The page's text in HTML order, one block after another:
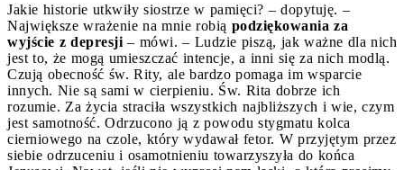
Jakie historie utkwiły siostrze w pamięci? – dopytuję. –
Największe wrażenie na mnie robią podziękowania za
wyjście z depresji – mówi. – Ludzie piszą, jak ważne dla nich
jest to, że mogą umieszczać intencje, a inni się za nich modlą.
Czują obecność św. Rity, ale bardzo pomaga im wsparcie
innych. Nie są sami w cierpieniu. Św. Rita dobrze ich
rozumie. Za życia straciła wszystkich najbliższych i wie, czym
jest samotność. Odrzucono ją z powodu stygmatu kolca
cierniowego na czole, który wydawał fetor. W przyjętym przez
siebie odrzuceniu i osamotnieniu towarzyszyła do końca